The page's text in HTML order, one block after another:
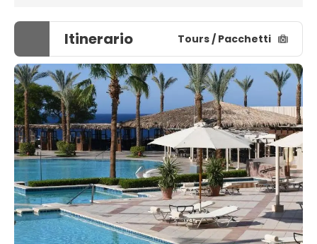
Itinerario Tours / Pacchetti